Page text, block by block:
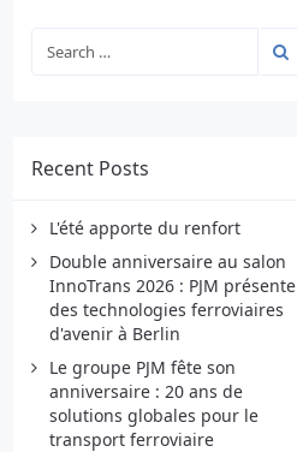
Recent Posts
L'été apporte du renfort
Double anniversaire au salon
InnoTrans 2026 : PJM présente
des technologies ferroviaires
d'avenir à Berlin
Le groupe PJM fête son
anniversaire : 20 ans de
solutions globales pour le
transport ferroviaire